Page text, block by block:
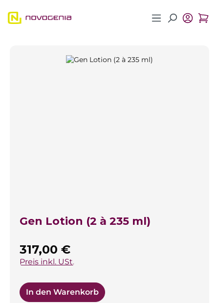
Zum Hauptinhalt springen
Bildergalerie überspringen
Gen Lotion (2 à 235 ml)
Regulärer Preis:
317,00 €
Preis inkl. USt.
In den Warenkorb